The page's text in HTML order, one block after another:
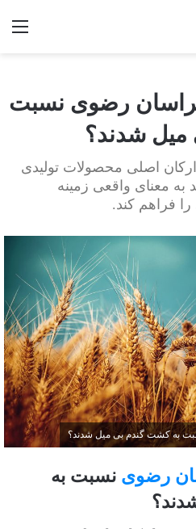
رضوی نسبت
شدند؟
اصلی محصولات تولیدی
معنای واقعی زمینه
فراهم کند.
به کشت گندم بی میل شدند؟
رضوی نسبت به